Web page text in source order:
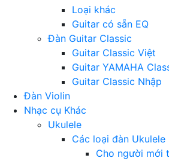
Loại khác
Guitar có sẵn EQ
Đàn Guitar Classic
Guitar Classic Việt
Guitar YAMAHA
Guitar Classic Nhập
Đàn Violin
Nhạc cụ Khác
Ukulele
Các loại đàn Ukulele
Cho người mới